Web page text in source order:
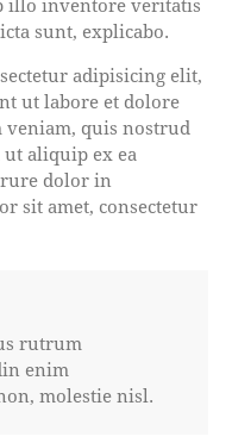
illo inventore veritatis
sunt, explicabo.
adipisicing elit,
ut labore et dolore
veniam, quis nostrud
aliquip ex ea
dolor in
sit amet, consectetur
rutrum
enim
molestie nisl.